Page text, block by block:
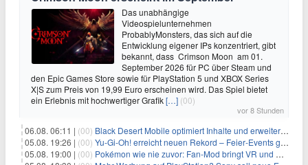
Das unabhängige
Videospielunternehmen
ProbablyMonsters, das sich auf die
Entwicklung eigener IPs konzentriert, gibt
bekannt, dass Crimson Moon am 01.
September 2026 für PC über Steam und
den Epic Games Store sowie für PlayStation 5 und XBOX Series
X|S zum Preis von 19,99 Euro erscheinen wird. Das Spiel bietet
ein Erlebnis mit hochwertiger Grafik[…] (00)
vor 8 Stunden
06.08. 06:11 | (00) Black Desert Mobile optimiert Inhalte und erweitert Treasure Access
05.08. 19:26 | (00) Yu‑Gi‑Oh! erreicht neuen Rekord – Feier‑Events gestartet
05.08. 19:00 | (00) Pokémon wie nie zuvor: Fan-Mod bringt VR und Ego-Perspektive nach Kanto